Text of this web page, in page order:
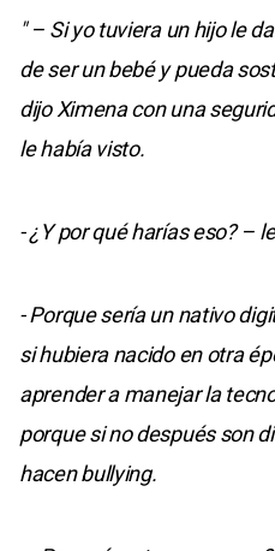
" – Si yo tuviera un hijo le
de ser un bebé y pueda
dijo Ximena con una
le había visto.
- ¿Y por qué harías eso? –
- Porque sería un nativo
si hubiera nacido en otra
aprender a manejar la
porque si no después son
hacen bullying.